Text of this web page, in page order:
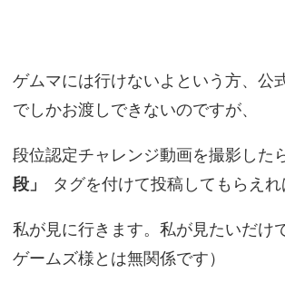
ゲムマには行けないよという方、公
でしかお渡しできないのですが、
段位認定チャレンジ動画を撮影した
段」
タグを付けて投稿してもらえれ
私が見に行きます。私が見たいだけ
ゲームズ様とは無関係です）